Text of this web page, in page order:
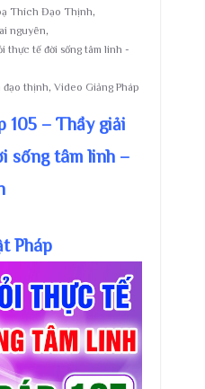
Thích Đạo Thịnh,
nguyên,
thực tế đời sống tâm linh -
đạo thịnh, Video Giảng Pháp
105 – Thầy giải
sống tâm linh –
Pháp